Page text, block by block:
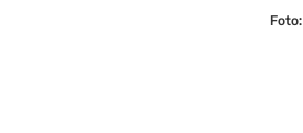
Foto: